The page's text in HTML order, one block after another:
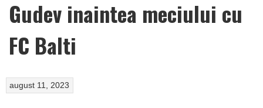
Gudev inaintea meciului cu
FC Balti
august 11, 2023